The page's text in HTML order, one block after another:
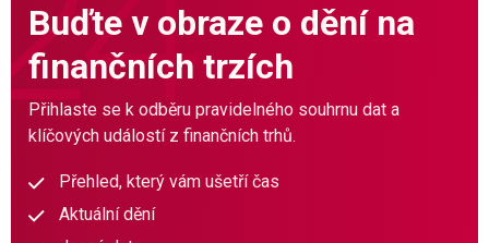
Buďte v obraze o dění na
finančních trzích
Přihlaste se k odběru pravidelného souhrnu dat a
klíčových událostí z finančních trhů.
Přehled, který vám ušetří čas
Aktuální dění